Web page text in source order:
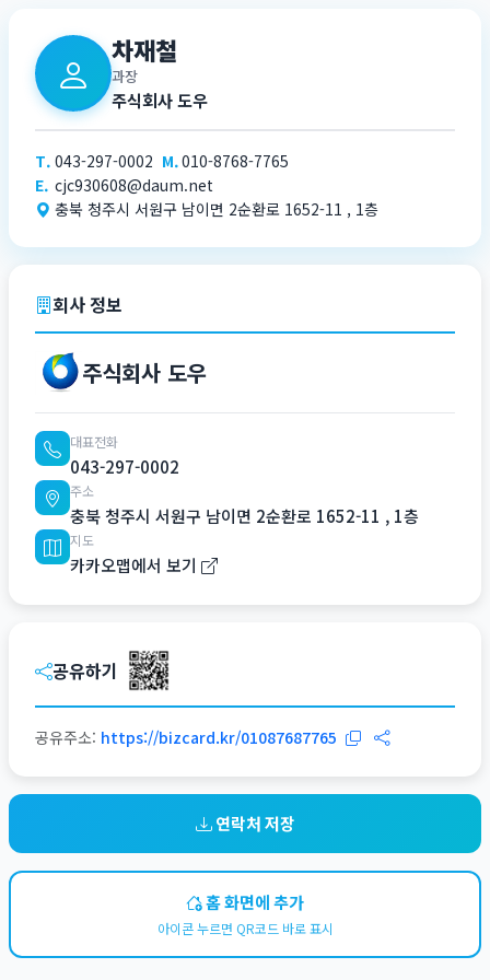
차재철
과장
주식회사 도우
T. 043-297-0002 M.010-8768-7765
E. cjc930608@daum.net
충북 청주시 서원구 남이면 2순환로 1652-11 , 1층
회사 정보
주식회사 도우
대표전화
043-297-0002
주소
충북 청주시 서원구 남이면 2순환로 1652-11 , 1층
지도
카카오맵에서 보기
공유하기
공유주소: https://bizcard.kr/01087687765
연락처 저장
홈 화면에 추가
아이콘 누르면 QR코드 바로 표시